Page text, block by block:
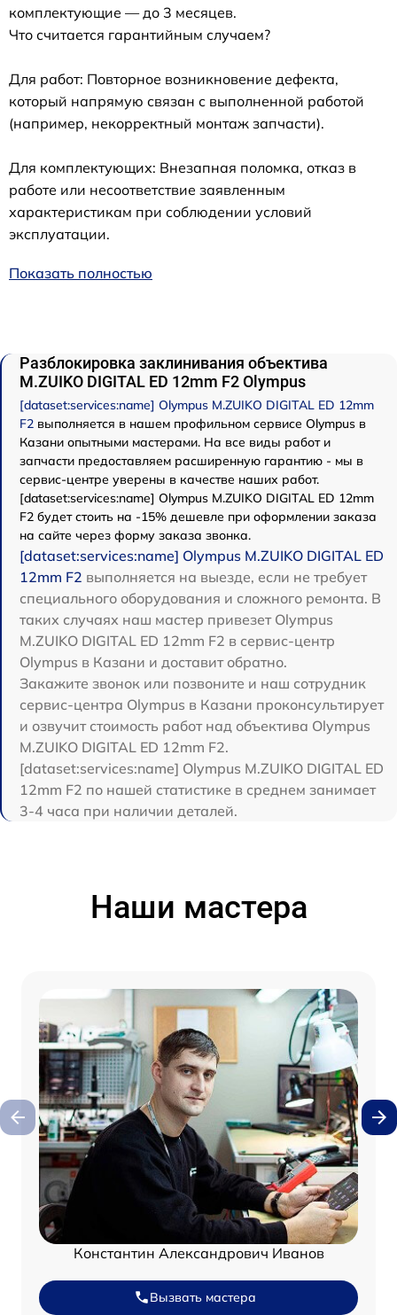
комплектующие — до 3 месяцев.
Что считается гарантийным случаем?
Для работ: Повторное возникновение дефекта,
который напрямую связан с выполненной работой
(например, некорректный монтаж запчасти).
Для комплектующих: Внезапная поломка, отказ в
работе или несоответствие заявленным
характеристикам при соблюдении условий
эксплуатации.
Показать полностью
Разблокировка заклинивания объектива
M.ZUIKO DIGITAL ED 12mm F2 Olympus
[dataset:services:name] Olympus M.ZUIKO DIGITAL ED 12mm
F2 выполняется в нашем профильном сервисе Olympus в
Казани опытными мастерами. На все виды работ и
запчасти предоставляем расширенную гарантию - мы в
сервис-центре уверены в качестве наших работ.
[dataset:services:name] Olympus M.ZUIKO DIGITAL ED 12mm
F2 будет стоить на -15% дешевле при оформлении заказа
на сайте через форму заказа звонка.
[dataset:services:name] Olympus M.ZUIKO DIGITAL ED
12mm F2 выполняется на выезде, если не требует
специального оборудования и сложного ремонта. В
таких случаях наш мастер привезет Olympus
M.ZUIKO DIGITAL ED 12mm F2 в сервис-центр
Olympus в Казани и доставит обратно.
Закажите звонок или позвоните и наш сотрудник
сервис-центра Olympus в Казани проконсультирует
и озвучит стоимость работ над объектива Olympus
M.ZUIKO DIGITAL ED 12mm F2.
[dataset:services:name] Olympus M.ZUIKO DIGITAL ED
12mm F2 по нашей статистике в среднем занимает
3-4 часа при наличии деталей.
Наши мастера
Константин Александрович Иванов
Вызвать мастера